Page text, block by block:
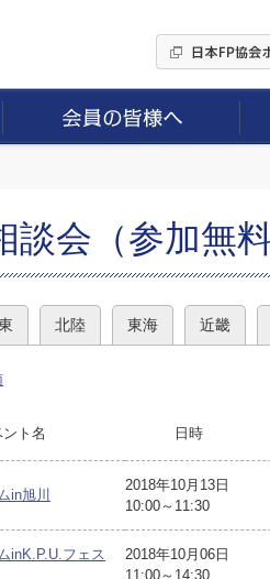
会（参加無料
北陸 東海 近畿
ント名 日時
in旭川
2018年10月13日
10:00～11:30
inK.P.U.フェス
2018年10月06日
11:00～14:30